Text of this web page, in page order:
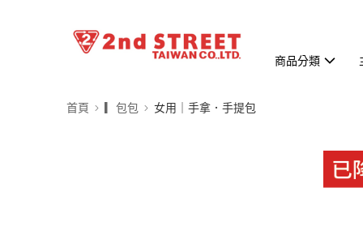
商品分類
首頁 ▎包包 女用｜手拿．手提包